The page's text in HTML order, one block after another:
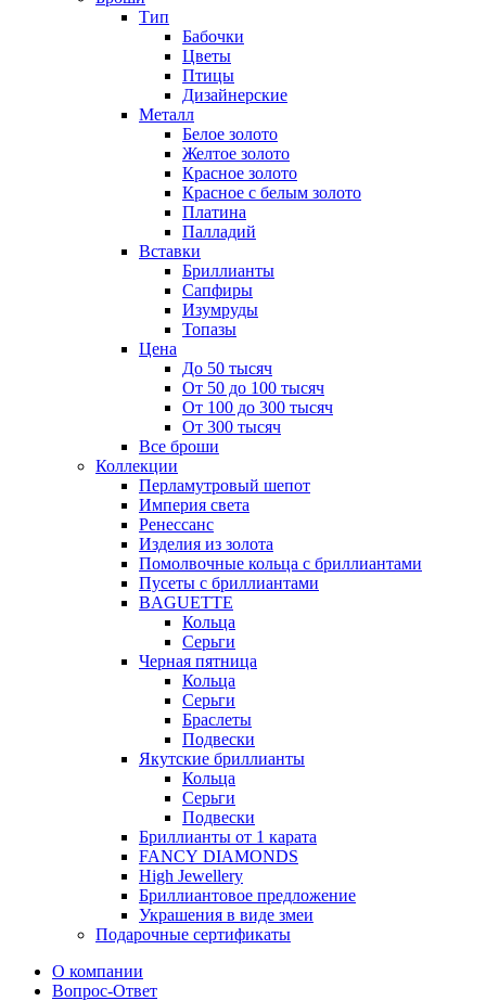
Тип
Бабочки
Цветы
Птицы
Дизайнерские
Металл
Белое золото
Желтое золото
Красное золото
Красное с белым золото
Платина
Палладий
Вставки
Бриллианты
Сапфиры
Изумруды
Топазы
Цена
До 50 тысяч
От 50 до 100 тысяч
От 100 до 300 тысяч
От 300 тысяч
Все броши
Коллекции
Перламутровый шепот
Империя света
Ренессанс
Изделия из золота
Помолвочные кольца с бриллиантами
Пусеты с бриллиантами
BAGUETTE
Кольца
Серьги
Черная пятница
Кольца
Серьги
Браслеты
Подвески
Якутские бриллианты
Кольца
Серьги
Подвески
Бриллианты от 1 карата
FANCY DIAMONDS
High Jewellery
Бриллиантовое предложение
Украшения в виде змеи
Подарочные сертификаты
О компании
Вопрос-Ответ